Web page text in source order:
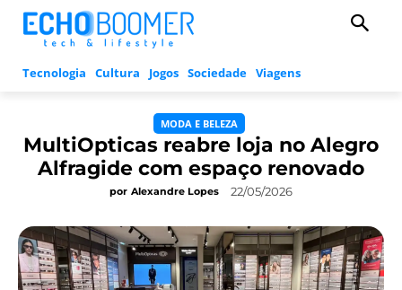
Tecnologia Cultura Jogos Sociedade Viagens
MODA E BELEZA
MultiOpticas reabre loja no Alegro
Alfragide com espaço renovado
por Alexandre Lopes 22/05/2026